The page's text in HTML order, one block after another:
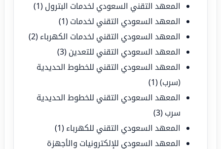
المعهد التقني السعودي لخدمات البترول (1)
المعهد السعودي التقني لخدمات (1)
المعهد السعودي التقني لخدمات الكهرباء (2)
المعهد السعودي التقني للتعدين (3)
المعهد السعودي التقني للخطوط الحديدية
(سرب)(1)
المعهد السعودي التقني للخطوط الحديدية
سرب (3)
المعهد السعودي التقني للكهرباء (1)
المعهد السعودي للإلكترونيات والأجهزة